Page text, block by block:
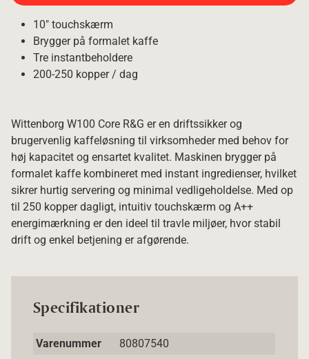
10" touchskærm
Brygger på formalet kaffe
Tre instantbeholdere
200-250 kopper / dag
Wittenborg W100 Core R&G er en driftssikker og
brugervenlig kaffeløsning til virksomheder med behov for
høj kapacitet og ensartet kvalitet. Maskinen brygger på
formalet kaffe kombineret med instant ingredienser, hvilket
sikrer hurtig servering og minimal vedligeholdelse. Med op
til 250 kopper dagligt, intuitiv touchskærm og A++
energimærkning er den ideel til travle miljøer, hvor stabil
drift og enkel betjening er afgørende.
Specifikationer
Varenummer
80807540